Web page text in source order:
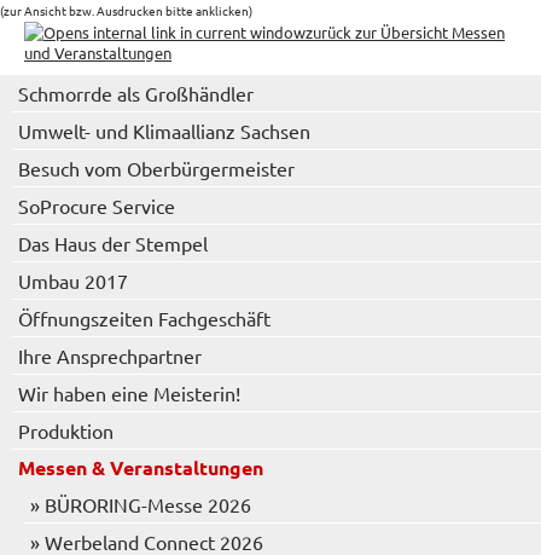
(zur Ansicht bzw. Ausdrucken bitte anklicken)
zurück zur Übersicht Messen
und Veranstaltungen
Schmorrde als Großhändler
Umwelt- und Klimaallianz Sachsen
Besuch vom Oberbürgermeister
SoProcure Service
Das Haus der Stempel
Umbau 2017
Öffnungszeiten Fachgeschäft
Ihre Ansprechpartner
Wir haben eine Meisterin!
Produktion
Messen & Veranstaltungen
» BÜRORING-Messe 2026
» Werbeland Connect 2026